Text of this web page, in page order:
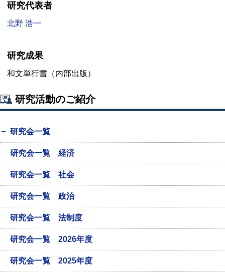
研究代表者
北野 浩一
研究成果
和文単行書（内部出版）
研究活動のご紹介
研究会一覧
研究会一覧 経済
研究会一覧 社会
研究会一覧 政治
研究会一覧 法制度
研究会一覧 2026年度
研究会一覧 2025年度